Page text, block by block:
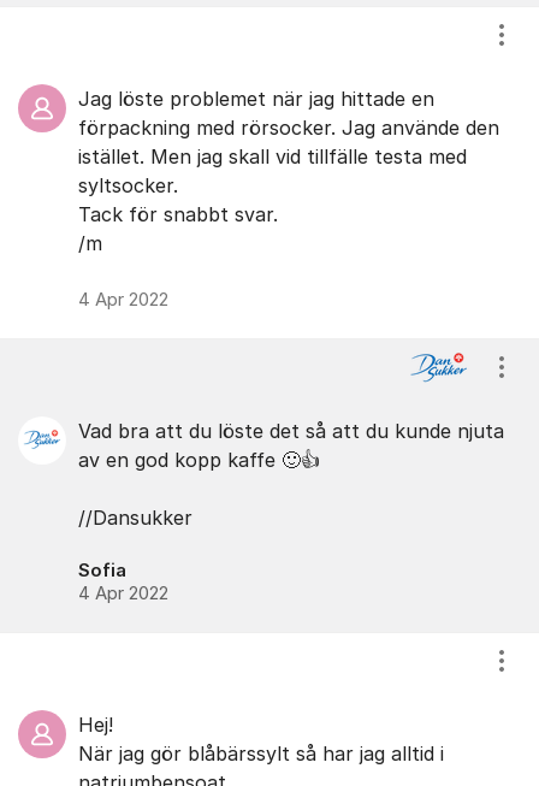
Jag löste problemet när jag hittade en
förpackning med rörsocker. Jag använde den
istället. Men jag skall vid tillfälle testa med
syltsocker.
Tack för snabbt svar.
/m
4 Apr 2022
Vad bra att du löste det så att du kunde njuta
av en god kopp kaffe 🙂👍
//Dansukker
Sofia
4 Apr 2022
Hej!
När jag gör blåbärssylt så har jag alltid i